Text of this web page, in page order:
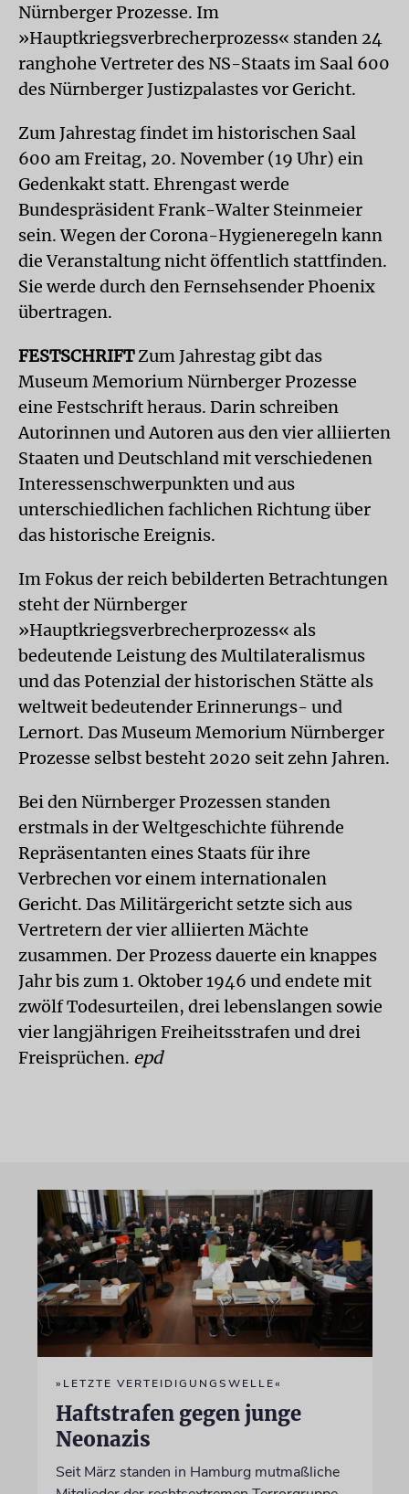
Nürnberger Prozesse. Im
»Hauptkriegsverbrecherprozess« standen 24
ranghohe Vertreter des NS-Staats im Saal 600
des Nürnberger Justizpalastes vor Gericht.
Zum Jahrestag findet im historischen Saal
600 am Freitag, 20. November (19 Uhr) ein
Gedenkakt statt. Ehrengast werde
Bundespräsident Frank-Walter Steinmeier
sein. Wegen der Corona-Hygieneregeln kann
die Veranstaltung nicht öffentlich stattfinden.
Sie werde durch den Fernsehsender Phoenix
übertragen.
FESTSCHRIFTZum Jahrestag gibt das
Museum Memorium Nürnberger Prozesse
eine Festschrift heraus. Darin schreiben
Autorinnen und Autoren aus den vier alliierten
Staaten und Deutschland mit verschiedenen
Interessenschwerpunkten und aus
unterschiedlichen fachlichen Richtung über
das historische Ereignis.
Im Fokus der reich bebilderten Betrachtungen
steht der Nürnberger
»Hauptkriegsverbrecherprozess« als
bedeutende Leistung des Multilateralismus
und das Potenzial der historischen Stätte als
weltweit bedeutender Erinnerungs- und
Lernort. Das Museum Memorium Nürnberger
Prozesse selbst besteht 2020 seit zehn Jahren.
Bei den Nürnberger Prozessen standen
erstmals in der Weltgeschichte führende
Repräsentanten eines Staats für ihre
Verbrechen vor einem internationalen
Gericht. Das Militärgericht setzte sich aus
Vertretern der vier alliierten Mächte
zusammen. Der Prozess dauerte ein knappes
Jahr bis zum 1. Oktober 1946 und endete mit
zwölf Todesurteilen, drei lebenslangen sowie
vier langjährigen Freiheitsstrafen und drei
Freisprüchen. epd
»LETZTE VERTEIDIGUNGSWELLE«
Haftstrafen gegen junge
Neonazis
Seit März standen in Hamburg mutmaßliche